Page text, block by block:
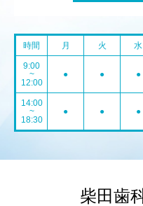
時間 月 火 水
9:00
~
12:00
● ● ●
14:00
~
18:30
● ● ●
柴田歯